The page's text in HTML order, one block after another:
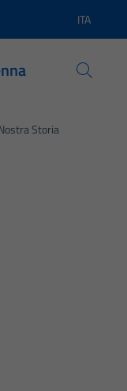
Lingua
ITA
Storia